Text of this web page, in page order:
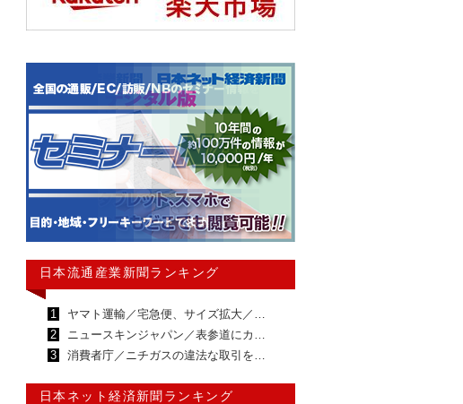
日本流通産業新聞ランキング
1
ヤマト運輸／宅急便、サイズ拡大／…
2
ニュースキンジャパン／表参道にカ…
3
消費者庁／ニチガスの違法な取引を…
日本ネット経済新聞ランキング